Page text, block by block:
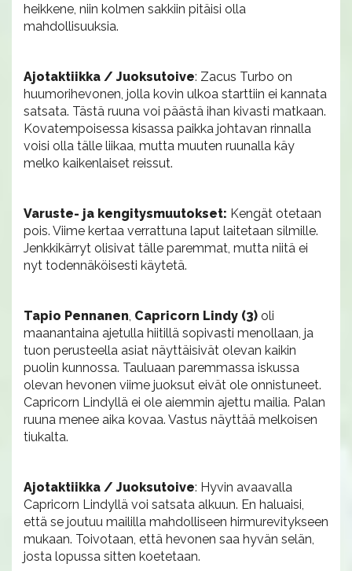
heikkene, niin kolmen sakkiin pitäisi olla
mahdollisuuksia.
Ajotaktiikka / Juoksutoive: Zacus Turbo on
huumorihevonen, jolla kovin ulkoa starttiin ei kannata
satsata. Tästä ruuna voi päästä ihan kivasti matkaan.
Kovatempoisessa kisassa paikka johtavan rinnalla
voisi olla tälle liikaa, mutta muuten ruunalla käy
melko kaikenlaiset reissut.
Varuste- ja kengitysmuutokset: Kengät otetaan
pois. Viime kertaa verrattuna laput laitetaan silmille.
Jenkkikärryt olisivat tälle paremmat, mutta niitä ei
nyt todennäköisesti käytetä.
Tapio Pennanen, Capricorn Lindy (3) oli
maanantaina ajetulla hiitillä sopivasti menollaan, ja
tuon perusteella asiat näyttäisivät olevan kaikin
puolin kunnossa. Tauluaan paremmassa iskussa
olevan hevonen viime juoksut eivät ole onnistuneet.
Capricorn Lindyllä ei ole aiemmin ajettu mailia. Palan
ruuna menee aika kovaa. Vastus näyttää melkoisen
tiukalta.
Ajotaktiikka / Juoksutoive: Hyvin avaavalla
Capricorn Lindyllä voi satsata alkuun. En haluaisi,
että se joutuu maililla mahdolliseen hirmurevitykseen
mukaan. Toivotaan, että hevonen saa hyvän selän,
josta lopussa sitten koetetaan.